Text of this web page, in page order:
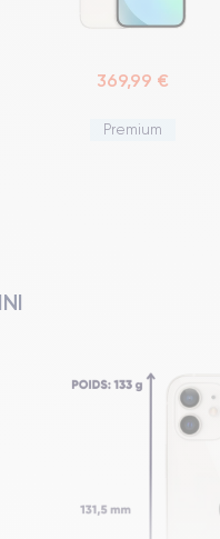
369,99 €
Premium